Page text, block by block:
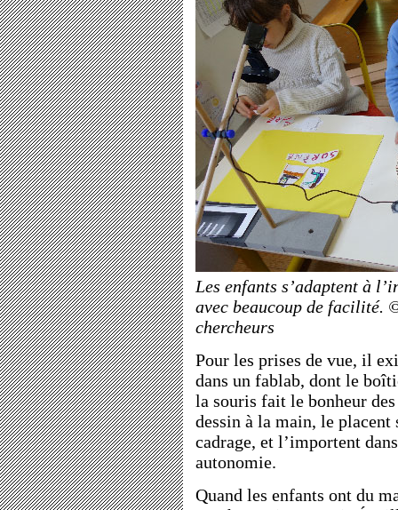
Les enfants s’adaptent à
avec beaucoup de facilité.
chercheurs
Pour les prises de vue, il
dans un fablab, dont le
la souris fait le bonheur
dessin à la main, le
cadrage, et l’importent
autonomie.
Quand les enfants ont du